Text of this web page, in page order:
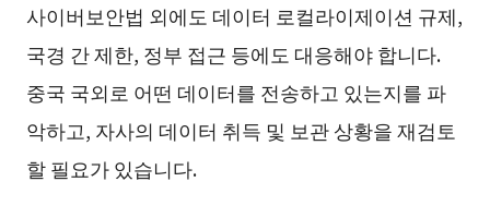
사이버보안법 외에도 데이터 로컬라이제이션 규제,
국경 간 제한, 정부 접근 등에도 대응해야 합니다.
중국 국외로 어떤 데이터를 전송하고 있는지를 파
악하고, 자사의 데이터 취득 및 보관 상황을 재검토
할 필요가 있습니다.